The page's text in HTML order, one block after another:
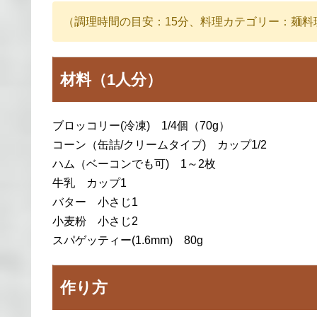
（調理時間の目安：15分、料理カテゴリー：麺料
材料（1人分）
ブロッコリー(冷凍) 1/4個（70g）
コーン（缶詰/クリームタイプ) カップ1/2
ハム（ベーコンでも可) 1～2枚
牛乳 カップ1
バター 小さじ1
小麦粉 小さじ2
スパゲッティー(1.6mm) 80g
作り方